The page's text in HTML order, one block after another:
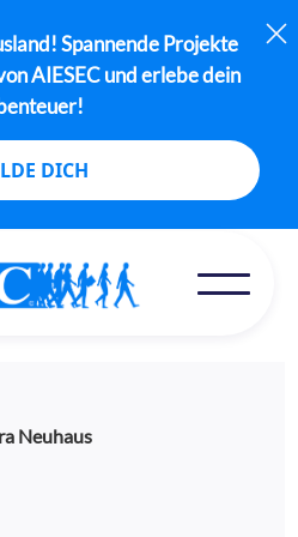
Spannende Projekte
AIESEC und erlebe dein
DICH
Neuhaus